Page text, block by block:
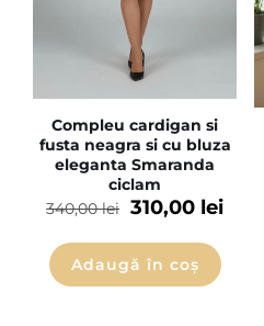
Compleu cardigan si
fusta neagra si cu bluza
eleganta Smaranda
ciclam
340,00lei 310,00 lei
Adaugă în coș